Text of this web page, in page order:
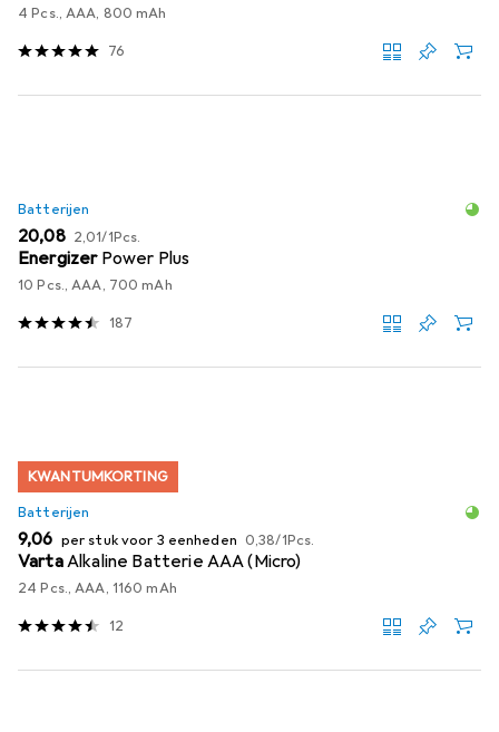
4 Pcs., AAA, 800 mAh
76
Batterijen
EUR
20,08 EUR
2,01/1Pcs.
Energizer Power Plus
10 Pcs., AAA, 700 mAh
187
KWANTUMKORTING
Batterijen
EUR
9,06 per stuk voor 3 eenheden EUR
0,38/1Pcs.
VartaAlkaline Batterie AAA (Micro)
24 Pcs., AAA, 1160 mAh
12